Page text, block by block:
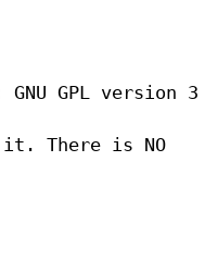
GPL version
There is NO